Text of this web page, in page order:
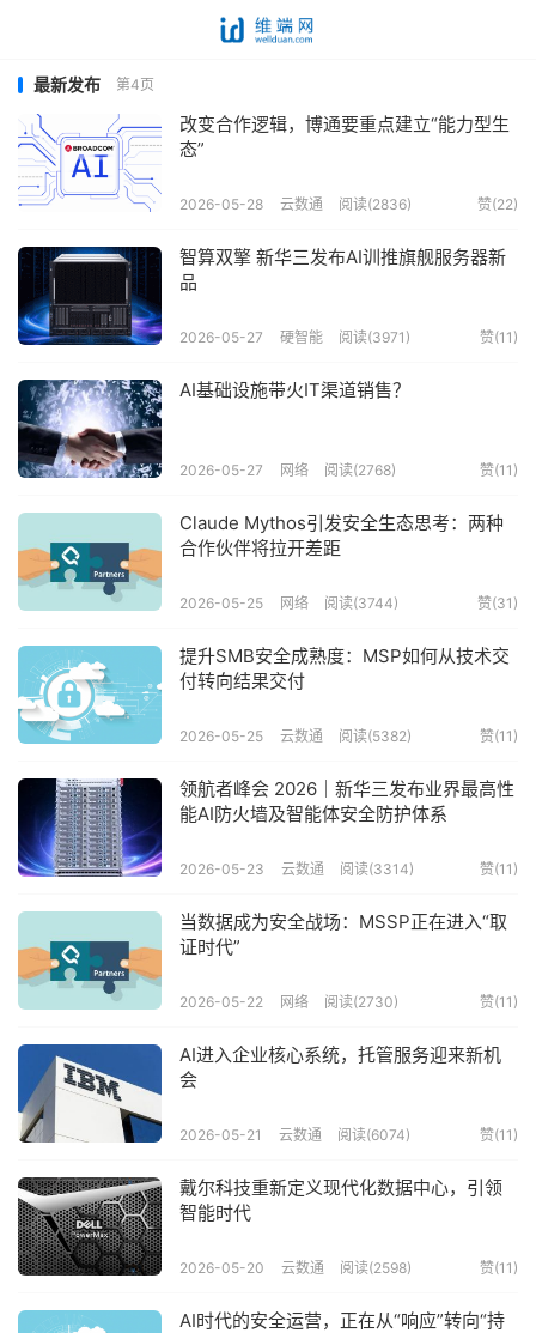
最新发布 第4页
改变合作逻辑，博通要重点建立“能力型生
态”
赞(22)
2026-05-28 云数通 阅读(2836)
智算双擎 新华三发布AI训推旗舰服务器新
品
赞(11 )
2026-05-27 硬智能 阅读(3971)
AI基础设施带火IT渠道销售？
赞(11 )
2026-05-27 网络 阅读(2768)
Claude Mythos引发安全生态思考：两种
合作伙伴将拉开差距
赞(31 )
2026-05-25 网络 阅读(3744)
提升SMB安全成熟度：MSP如何从技术交
付转向结果交付
赞(11 )
2026-05-25 云数通 阅读(5382)
领航者峰会 2026｜新华三发布业界最高性
能AI防火墙及智能体安全防护体系
赞(11 )
2026-05-23 云数通 阅读(3314)
当数据成为安全战场：MSSP正在进入“取
证时代”
赞(11 )
2026-05-22 网络 阅读(2730)
AI进入企业核心系统，托管服务迎来新机
会
赞(11 )
2026-05-21 云数通 阅读(6074)
戴尔科技重新定义现代化数据中心，引领
智能时代
赞(11 )
2026-05-20 云数通 阅读(2598)
AI时代的安全运营，正在从“响应”转向“持